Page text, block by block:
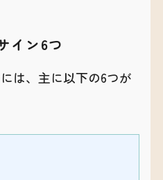
イン6つ
は、主に以下の6つが